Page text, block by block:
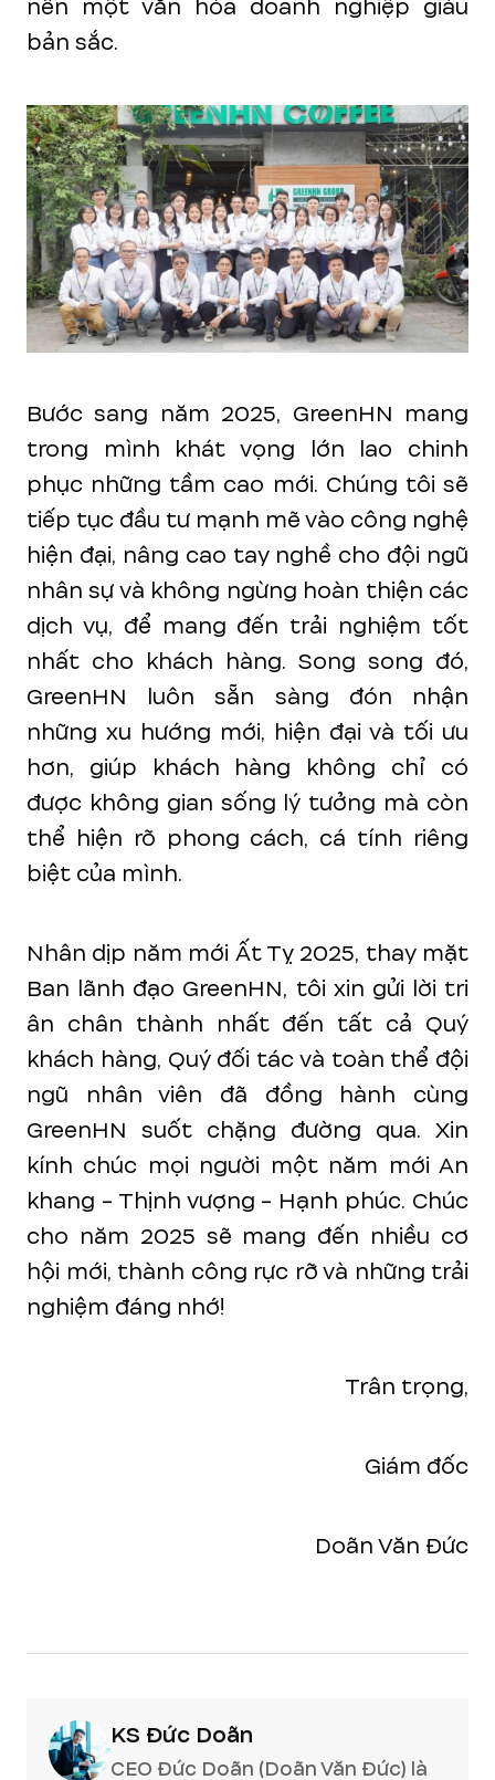
nên một văn hóa doanh nghiệp giàu
bản sắc.
Bước sang năm 2025, GreenHN mang
trong mình khát vọng lớn lao chinh
phục những tầm cao mới. Chúng tôi sẽ
tiếp tục đầu tư mạnh mẽ vào công nghệ
hiện đại, nâng cao tay nghề cho đội ngũ
nhân sự và không ngừng hoàn thiện các
dịch vụ, để mang đến trải nghiệm tốt
nhất cho khách hàng. Song song đó,
GreenHN luôn sẵn sàng đón nhận
những xu hướng mới, hiện đại và tối ưu
hơn, giúp khách hàng không chỉ có
được không gian sống lý tưởng mà còn
thể hiện rõ phong cách, cá tính riêng
biệt của mình.
Nhân dịp năm mới Ất Tỵ 2025, thay mặt
Ban lãnh đạo GreenHN, tôi xin gửi lời tri
ân chân thành nhất đến tất cả Quý
khách hàng, Quý đối tác và toàn thể đội
ngũ nhân viên đã đồng hành cùng
GreenHN suốt chặng đường qua. Xin
kính chúc mọi người một năm mới An
khang - Thịnh vượng - Hạnh phúc. Chúc
cho năm 2025 sẽ mang đến nhiều cơ
hội mới, thành công rực rỡ và những trải
nghiệm đáng nhớ!
Trân trọng,
Giám đốc
Doãn Văn Đức
KS Đức Doãn
CEO Đức Doãn (Doãn Văn Đức) là